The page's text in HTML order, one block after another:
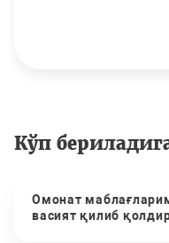
Кўп
Омонат
васият қилиб